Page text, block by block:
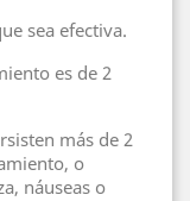
sea efectiva.
es de 2
más de 2
o
náuseas o